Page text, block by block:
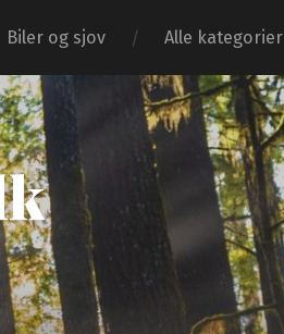
Biler og sjov Alle kategorier